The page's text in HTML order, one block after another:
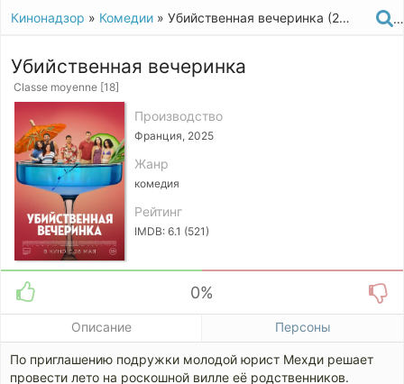
Кинонадзор » Комедии » Убийственная вечеринка (2025)
Убийственная вечеринка
Classe moyenne [18]
Производство
Франция, 2025
Жанр
комедия
Рейтинг
IMDB: 6.1 (521)
0%
Описание Персоны
По приглашению подружки молодой юрист Мехди решает
провести лето на роскошной вилле её родственников.